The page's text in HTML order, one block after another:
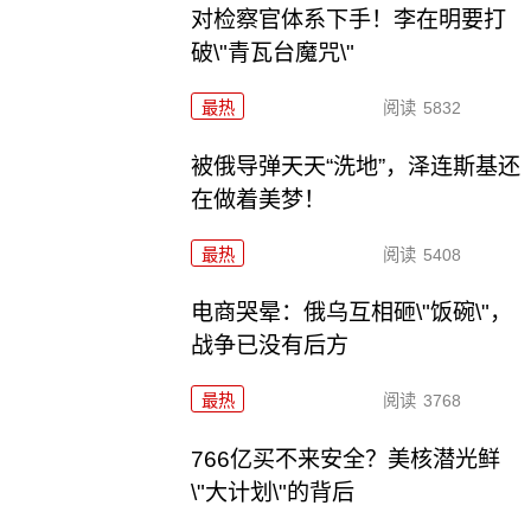
对检察官体系下手！李在明要打
破\"青瓦台魔咒\"
最热 阅读 5832
被俄导弹天天“洗地”，泽连斯基还
在做着美梦！
最热 阅读 5408
电商哭晕：俄乌互相砸\"饭碗\"，
战争已没有后方
最热 阅读 3768
766亿买不来安全？美核潜光鲜
\"大计划\"的背后